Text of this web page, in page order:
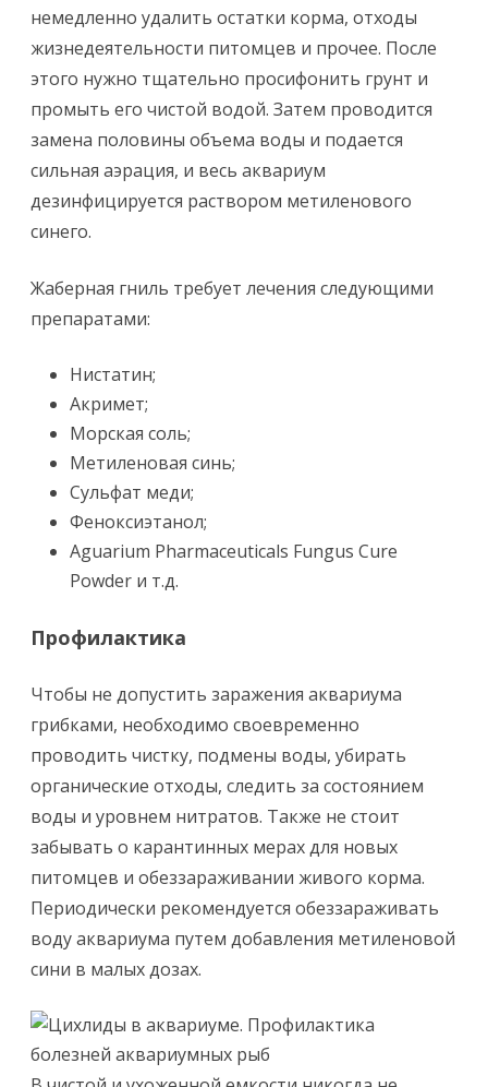
немедленно удалить остатки корма, отходы
жизнедеятельности питомцев и прочее. После
этого нужно тщательно просифонить грунт и
промыть его чистой водой. Затем проводится
замена половины объема воды и подается
сильная аэрация, и весь аквариум
дезинфицируется раствором метиленового
синего.
Жаберная гниль требует лечения следующими
препаратами:
Нистатин;
Акримет;
Морская соль;
Метиленовая синь;
Сульфат меди;
Феноксиэтанол;
Aguarium Pharmaceuticals Fungus Cure
Powder и т.д.
Профилактика
Чтобы не допустить заражения аквариума
грибками, необходимо своевременно
проводить чистку, подмены воды, убирать
органические отходы, следить за состоянием
воды и уровнем нитратов. Также не стоит
забывать о карантинных мерах для новых
питомцев и обеззараживании живого корма.
Периодически рекомендуется обеззараживать
воду аквариума путем добавления метиленовой
сини в малых дозах.